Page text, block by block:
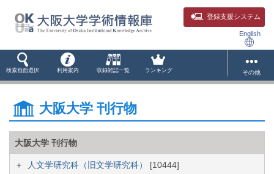
登録支援システム
English
検索画面選択 利用案内 収録雑誌一覧 ランキング その他
大阪大学 刊行物
大阪大学 刊行物
人文学研究科（旧文学研究科） [10444]